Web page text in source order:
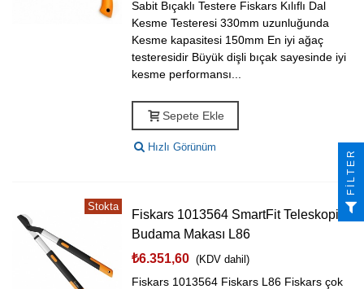
Sabit Bıçaklı Testere Fiskars Kılıflı Dal
Kesme Testeresi 330mm uzunluğunda
Kesme kapasitesi 150mm En iyi ağaç
testeresidir Büyük dişli bıçak sayesinde iyi
kesme performansı...
Sepete Ekle
Hızlı Görünüm
Stokta
Fiskars 1013564 SmartFit Teleskopik
Budama Makası L86
₺6.351,60 (KDV dahil)
Fiskars 1013564 Fiskars L86 Fiskars çok
FILTER